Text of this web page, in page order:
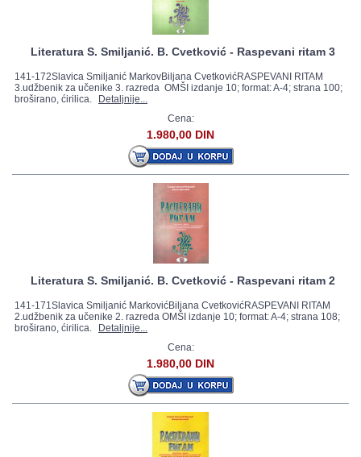
Literatura S. Smiljanić. B. Cvetković - Raspevani ritam 3
141-172Slavica Smiljanić MarkovBiljana CvetkovićRASPEVANI RITAM
3.udžbenik za učenike 3. razreda OMŠI izdanje 10; format: A-4; strana 100;
broširano, ćirilica.
Detaljnije...
Cena:
1.980,00 DIN
Literatura S. Smiljanić. B. Cvetković - Raspevani ritam 2
141-171Slavica Smiljanić MarkovićBiljana CvetkovićRASPEVANI RITAM
2.udžbenik za učenike 2. razreda OMŠI izdanje 10; format: A-4; strana 108;
broširano, ćirilica.
Detaljnije...
Cena:
1.980,00 DIN